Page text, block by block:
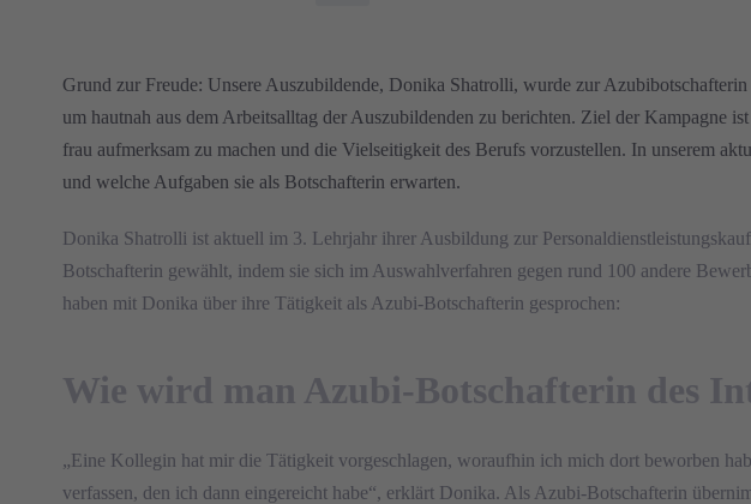
Grund zur Freude: Unsere Auszubildende, Donika Shatrolli, wurde zur
um hautnah aus dem Arbeitsalltag der Auszubildenden zu berichten. Ziel der Kampagne
frau aufmerksam zu machen und die Vielseitigkeit des Berufs vorzustellen. In unserem
und welche Aufgaben sie als Botschafterin erwarten.
Donika Shatrolli ist aktuell im 3. Lehrjahr ihrer Ausbildung zur
Botschafterin gewählt, indem sie sich im Auswahlverfahren gegen rund 100 andere
haben mit Donika über ihre Tätigkeit als Azubi-Botschafterin gesprochen:
Wie wird man Azubi-Botschafterin des
„Eine Kollegin hat mir die Tätigkeit vorgeschlagen, woraufhin ich mich dort beworben
verfassen, den ich dann eingereicht habe“, erklärt Donika. Als Azubi-Botschafterin